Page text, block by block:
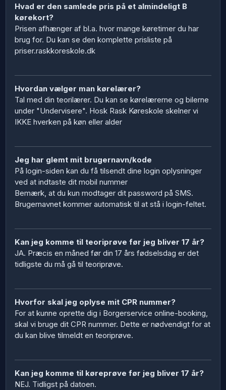
Hvad er den samlede pris på et almindeligt B
kørekort?
Prisen afhænger af bl.a. hvor mange køretimer du har
brug for. Du kan se den komplette prisliste på
priser.raskkoreskole.dk
Hvordan vælger man kørelærer?
Tal med din teorilærer. Du kan se kørelærerne og bilerne
under "Undervisere". Hosk Rask Køreskole skelner vi
IKKE hverken på køn eller alder
Jeg har glemt mit brugernavn/kode
På login-siden kan du få tilsendt dine login oplysninger
ved at indtaste dit mobil nummer
Bemærk, at du kun modtager dit password på SMS.
Brugernavnet kommer automatisk til at stå i login-feltet.
Kan jeg komme til teoriprøve før jeg bliver 17 år?
JA. Præcis en måned før din 17 års fødselsdag er det
tidligste du må gå til teoriprøve.
Hvorfor skal jeg oplyse mit CPR nummer?
For at kunne oprette dig i Borgerservice online-booking,
skal vi bruge dit CPR nummer. Dette er nødvendigt for at
du kan blive tilmeldt en teoriprøve.
Kan jeg komme til køreprøve før jeg bliver 17 år?
NEJ. Tidligst på datoen.